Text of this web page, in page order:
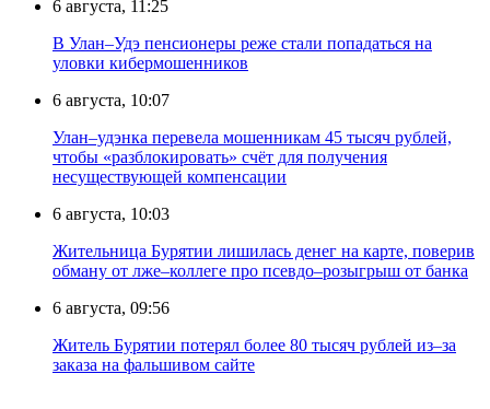
6 августа, 11:25
В Улан–Удэ пенсионеры реже стали попадаться на
уловки кибермошенников
6 августа, 10:07
Улан–удэнка перевела мошенникам 45 тысяч рублей,
чтобы «разблокировать» счёт для получения
несуществующей компенсации
6 августа, 10:03
Жительница Бурятии лишилась денег на карте, поверив
обману от лже–коллеге про псевдо–розыгрыш от банка
6 августа, 09:56
Житель Бурятии потерял более 80 тысяч рублей из–за
заказа на фальшивом сайте